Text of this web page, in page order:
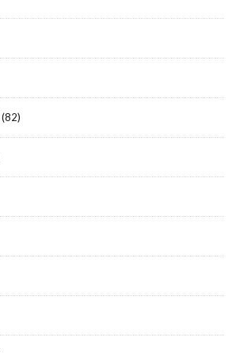
(82)